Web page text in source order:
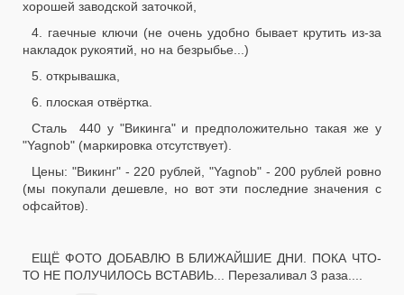
хорошей заводской заточкой,
4. гаечные ключи (не очень удобно бывает крутить из-за
накладок рукоятий, но на безрыбье...)
5. открывашка,
6. плоская отвёртка.
Сталь 440 у "Викинга" и предположительно такая же у
"Yagnob" (маркировка отсутствует).
Цены: "Викинг" - 220 рублей, "Yagnob" - 200 рублей ровно
(мы покупали дешевле, но вот эти последние значения с
офсайтов).
ЕЩЁ ФОТО ДОБАВЛЮ В БЛИЖАЙШИЕ ДНИ. ПОКА ЧТО-
ТО НЕ ПОЛУЧИЛОСЬ ВСТАВИЬ... Перезаливал 3 раза....